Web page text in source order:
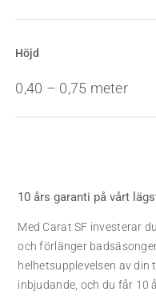
Höjd
0,40 – 0,75 meter
10 års garanti på vårt
Med Carat SF investerar
och förlänger
helhetsupplevelsen av din
inbjudande, och du får 10